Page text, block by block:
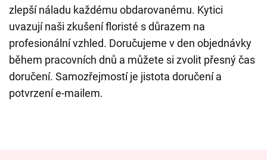
zlepší náladu každému obdarovanému. Kytici
uvazují naši zkušení floristé s důrazem na
profesionální vzhled. Doručujeme v den objednávky
během pracovních dnů a můžete si zvolit přesný čas
doručení. Samozřejmostí je jistota doručení a
potvrzení e-mailem.